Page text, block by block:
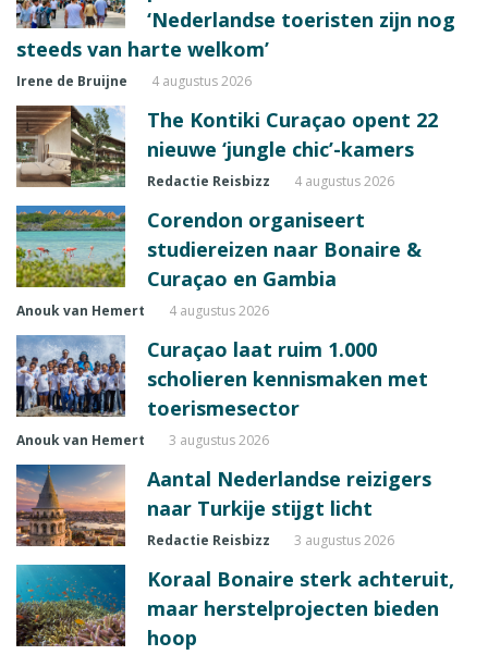
‘Nederlandse toeristen zijn nog
steeds van harte welkom’
Irene de Bruijne 4 augustus 2026
The Kontiki Curaçao opent 22
nieuwe ‘jungle chic’-kamers
Redactie Reisbizz 4 augustus 2026
Corendon organiseert
studiereizen naar Bonaire &
Curaçao en Gambia
Anouk van Hemert 4 augustus 2026
Curaçao laat ruim 1.000
scholieren kennismaken met
toerismesector
Anouk van Hemert 3 augustus 2026
Aantal Nederlandse reizigers
naar Turkije stijgt licht
Redactie Reisbizz 3 augustus 2026
Koraal Bonaire sterk achteruit,
maar herstelprojecten bieden
hoop